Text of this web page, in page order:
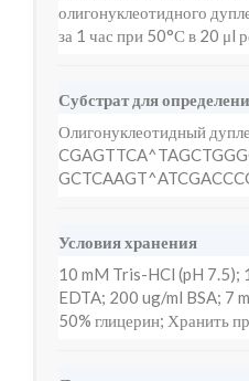
олигонуклеотидного
за 1 час при 50°С в 20 μl
Субстрат для
Олигонуклеотидный
Условия хранения
10 mM Tris-HCl (pH 7.5);
EDTA; 200 ug/ml BSA; 7
50% глицерин; Хранить